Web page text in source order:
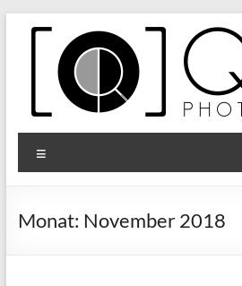
Inhalt
Q&R
Photography
Monat: November 2018